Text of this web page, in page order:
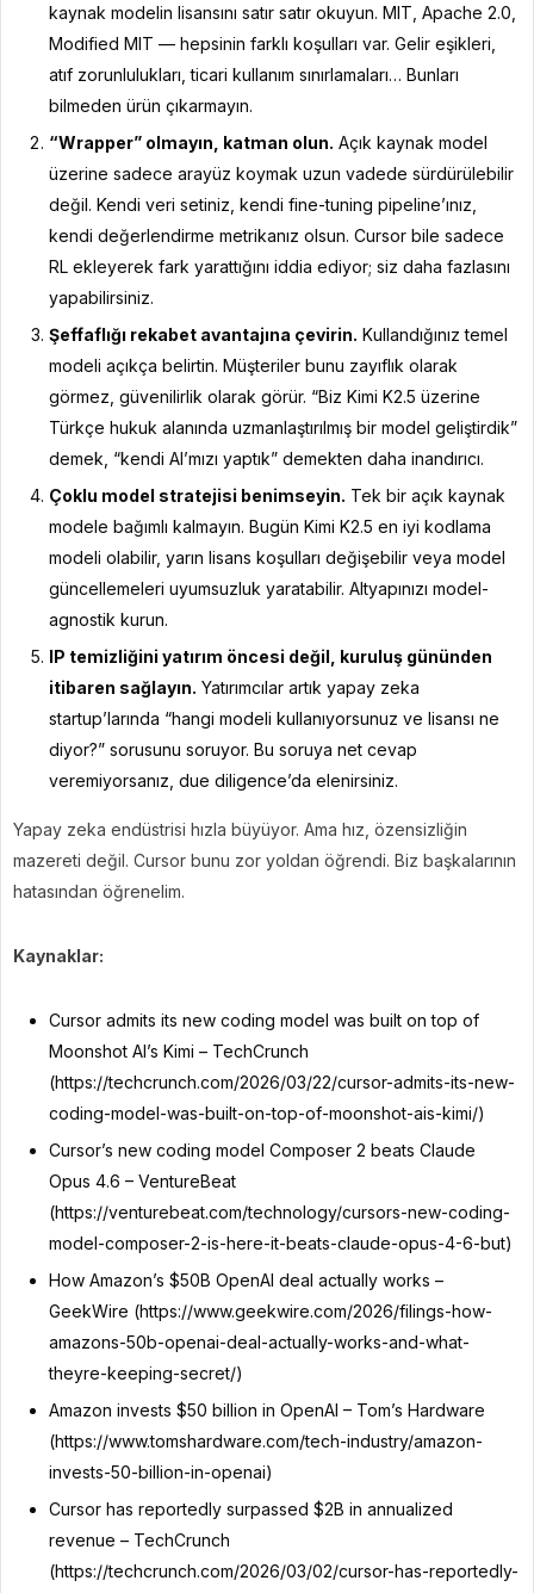
kaynak modelin lisansını satır satır okuyun. MIT, Apache 2.0,
Modified MIT — hepsinin farklı koşulları var. Gelir eşikleri,
atıf zorunlulukları, ticari kullanım sınırlamaları… Bunları
bilmeden ürün çıkarmayın.
“Wrapper” olmayın, katman olun. Açık kaynak model
üzerine sadece arayüz koymak uzun vadede sürdürülebilir
değil. Kendi veri setiniz, kendi fine-tuning pipeline’ınız,
kendi değerlendirme metrikanız olsun. Cursor bile sadece
RL ekleyerek fark yarattığını iddia ediyor; siz daha fazlasını
yapabilirsiniz.
Şeffaflığı rekabet avantajına çevirin. Kullandığınız temel
modeli açıkça belirtin. Müşteriler bunu zayıflık olarak
görmez, güvenilirlik olarak görür. “Biz Kimi K2.5 üzerine
Türkçe hukuk alanında uzmanlaştırılmış bir model geliştirdik”
demek, “kendi AI’mızı yaptık” demekten daha inandırıcı.
Çoklu model stratejisi benimseyin. Tek bir açık kaynak
modele bağımlı kalmayın. Bugün Kimi K2.5 en iyi kodlama
modeli olabilir, yarın lisans koşulları değişebilir veya model
güncellemeleri uyumsuzluk yaratabilir. Altyapınızı model-
agnostik kurun.
IP temizliğini yatırım öncesi değil, kuruluş gününden
itibaren sağlayın. Yatırımcılar artık yapay zeka
startup’larında “hangi modeli kullanıyorsunuz ve lisansı ne
diyor?” sorusunu soruyor. Bu soruya net cevap
veremiyorsanız, due diligence’da elenirsiniz.
Yapay zeka endüstrisi hızla büyüyor. Ama hız, özensizliğin
mazereti değil. Cursor bunu zor yoldan öğrendi. Biz başkalarının
hatasından öğrenelim.
Kaynaklar:
Cursor admits its new coding model was built on top of
Moonshot AI’s Kimi – TechCrunch
(https://techcrunch.com/2026/03/22/cursor-admits-its-new-
coding-model-was-built-on-top-of-moonshot-ais-kimi/)
Cursor’s new coding model Composer 2 beats Claude
Opus 4.6 – VentureBeat
(https://venturebeat.com/technology/cursors-new-coding-
model-composer-2-is-here-it-beats-claude-opus-4-6-but)
How Amazon’s $50B OpenAI deal actually works –
GeekWire (https://www.geekwire.com/2026/filings-how-
amazons-50b-openai-deal-actually-works-and-what-
theyre-keeping-secret/)
Amazon invests $50 billion in OpenAI – Tom’s Hardware
(https://www.tomshardware.com/tech-industry/amazon-
invests-50-billion-in-openai)
Cursor has reportedly surpassed $2B in annualized
revenue – TechCrunch
(https://techcrunch.com/2026/03/02/cursor-has-reportedly-